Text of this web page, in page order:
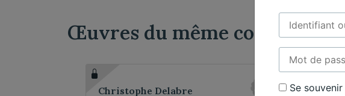
Œuvres du même
Christophe Delabre Se